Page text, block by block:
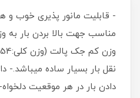
- قابلیت مانور پذیری خوب و
نقل بار بسیار ساده میباشد.-
دادن بار در هر موقعیت